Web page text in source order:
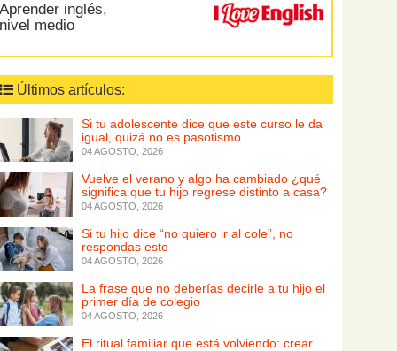
Aprender inglés,
nivel medio
Últimos artículos:
Si tu adolescente dice que este curso le da
igual, quizá no es pasotismo
04 AGOSTO, 2026
Vuelve el verano y algo ha cambiado ¿qué
significa que tu hijo regrese distinto a casa?
04 AGOSTO, 2026
Si tu hijo dice “no quiero ir al cole”, no
respondas esto
04 AGOSTO, 2026
La frase que no deberías decirle a tu hijo el
primer día de colegio
04 AGOSTO, 2026
El ritual familiar que está volviendo: crear